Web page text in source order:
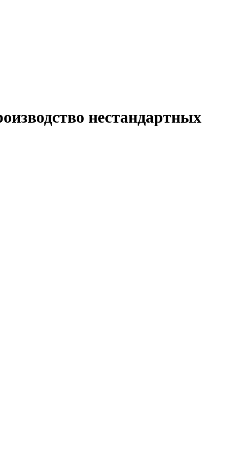
нестандартных